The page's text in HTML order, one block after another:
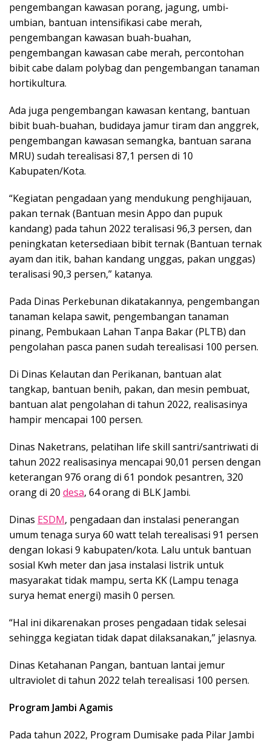
pengembangan kawasan porang, jagung, umbi-
umbian, bantuan intensifikasi cabe merah,
pengembangan kawasan buah-buahan,
pengembangan kawasan cabe merah, percontohan
bibit cabe dalam polybag dan pengembangan tanaman
hortikultura.
Ada juga pengembangan kawasan kentang, bantuan
bibit buah-buahan, budidaya jamur tiram dan anggrek,
pengembangan kawasan semangka, bantuan sarana
MRU) sudah terealisasi 87,1 persen di 10
Kabupaten/Kota.
“Kegiatan pengadaan yang mendukung penghijauan,
pakan ternak (Bantuan mesin Appo dan pupuk
kandang) pada tahun 2022 teralisasi 96,3 persen, dan
peningkatan ketersediaan bibit ternak (Bantuan ternak
ayam dan itik, bahan kandang unggas, pakan unggas)
teralisasi 90,3 persen,” katanya.
Pada Dinas Perkebunan dikatakannya, pengembangan
tanaman kelapa sawit, pengembangan tanaman
pinang, Pembukaan Lahan Tanpa Bakar (PLTB) dan
pengolahan pasca panen sudah terealisasi 100 persen.
Di Dinas Kelautan dan Perikanan, bantuan alat
tangkap, bantuan benih, pakan, dan mesin pembuat,
bantuan alat pengolahan di tahun 2022, realisasinya
hampir mencapai 100 persen.
Dinas Naketrans, pelatihan life skill santri/santriwati di
tahun 2022 realisasinya mencapai 90,01 persen dengan
keterangan 976 orang di 61 pondok pesantren, 320
orang di 20 desa, 64 orang di BLK Jambi.
Dinas ESDM, pengadaan dan instalasi penerangan
umum tenaga surya 60 watt telah terealisasi 91 persen
dengan lokasi 9 kabupaten/kota. Lalu untuk bantuan
sosial Kwh meter dan jasa instalasi listrik untuk
masyarakat tidak mampu, serta KK (Lampu tenaga
surya hemat energi) masih 0 persen.
“Hal ini dikarenakan proses pengadaan tidak selesai
sehingga kegiatan tidak dapat dilaksanakan,” jelasnya.
Dinas Ketahanan Pangan, bantuan lantai jemur
ultraviolet di tahun 2022 telah terealisasi 100 persen.
Program Jambi Agamis
Pada tahun 2022, Program Dumisake pada Pilar Jambi